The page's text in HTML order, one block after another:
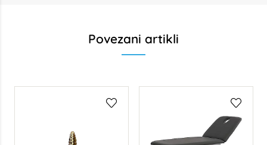
Povezani artikli